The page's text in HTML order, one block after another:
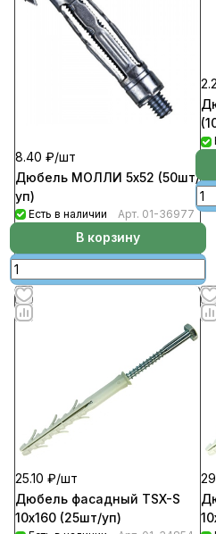
8.40 ₽/шт
Дюбель МОЛЛИ 5х52 (50шт/
уп)
Есть в наличии Арт. 01-36977
В корзину
25.10 ₽/шт
Дюбель фасадный TSX-S
10х160 (25шт/уп)